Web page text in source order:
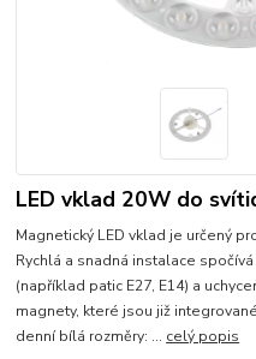
LED vklad 20W do
Magnetický LED vklad je určený
Rychlá a snadná instalace
(například patic E27, E14) a
magnety, které jsou již
denní bílá rozměry: ... celý popis